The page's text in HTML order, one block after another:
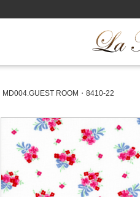
MD004.GUEST ROOM・8410-22